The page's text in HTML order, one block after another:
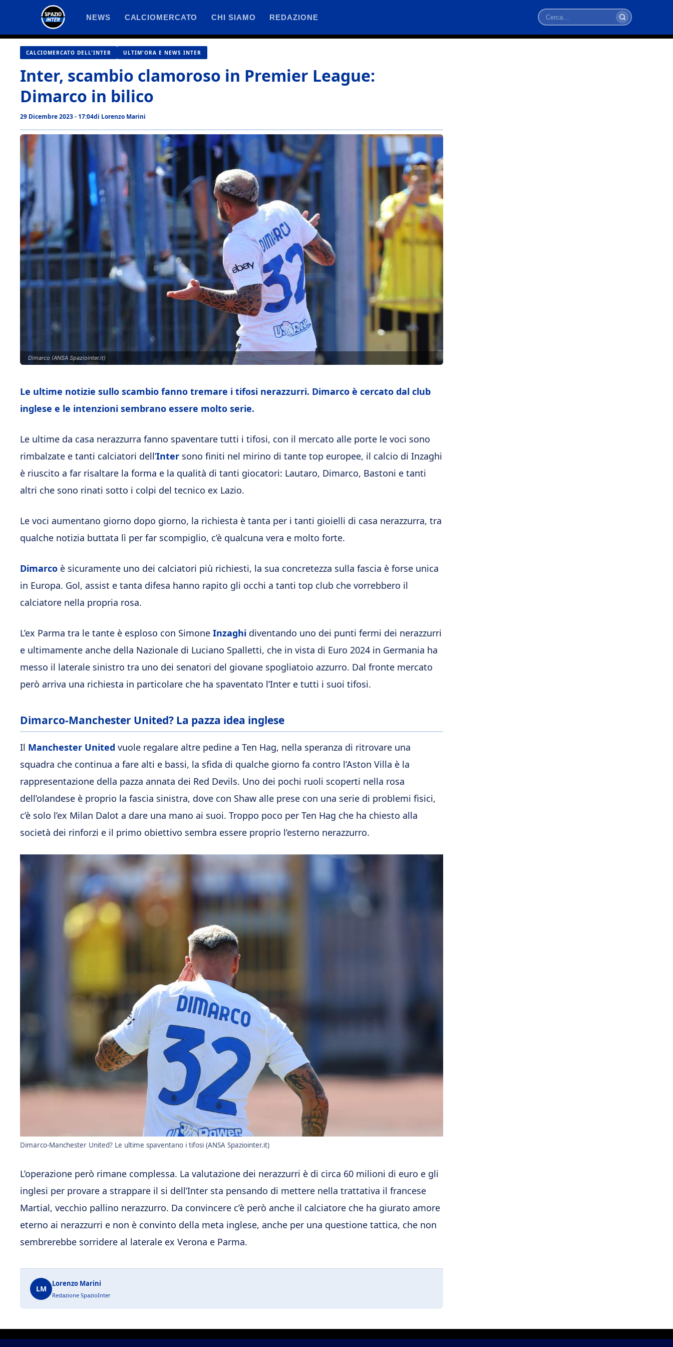
contenuto
NEWS CALCIOMERCATO CHI SIAMO REDAZIONE
Cerca
CALCIOMERCATO DELL'INTER ULTIM'ORA E NEWS INTER
Inter, scambio clamoroso in Premier League:
Dimarco in bilico
29 Dicembre 2023 - 17:04di Lorenzo Marini
Dimarco (ANSA Spaziointer.it)
Le ultime notizie sullo scambio fanno tremare i tifosi nerazzurri. Dimarco è cercato dal club
inglese e le intenzioni sembrano essere molto serie.
Le ultime da casa nerazzurra fanno spaventare tutti i tifosi, con il mercato alle porte le voci sono
rimbalzate e tanti calciatori dell’Inter sono finiti nel mirino di tante top europee, il calcio di Inzaghi
è riuscito a far risaltare la forma e la qualità di tanti giocatori: Lautaro, Dimarco, Bastoni e tanti
altri che sono rinati sotto i colpi del tecnico ex Lazio.
Le voci aumentano giorno dopo giorno, la richiesta è tanta per i tanti gioielli di casa nerazzurra, tra
qualche notizia buttata lì per far scompiglio, c’è qualcuna vera e molto forte.
Dimarco è sicuramente uno dei calciatori più richiesti, la sua concretezza sulla fascia è forse unica
in Europa. Gol, assist e tanta difesa hanno rapito gli occhi a tanti top club che vorrebbero il
calciatore nella propria rosa.
L’ex Parma tra le tante è esploso con Simone Inzaghi diventando uno dei punti fermi dei nerazzurri
e ultimamente anche della Nazionale di Luciano Spalletti, che in vista di Euro 2024 in Germania ha
messo il laterale sinistro tra uno dei senatori del giovane spogliatoio azzurro. Dal fronte mercato
però arriva una richiesta in particolare che ha spaventato l’Inter e tutti i suoi tifosi.
Dimarco-Manchester United? La pazza idea inglese
Il Manchester United vuole regalare altre pedine a Ten Hag, nella speranza di ritrovare una
squadra che continua a fare alti e bassi, la sfida di qualche giorno fa contro l’Aston Villa è la
rappresentazione della pazza annata dei Red Devils. Uno dei pochi ruoli scoperti nella rosa
dell’olandese è proprio la fascia sinistra, dove con Shaw alle prese con una serie di problemi fisici,
c’è solo l’ex Milan Dalot a dare una mano ai suoi. Troppo poco per Ten Hag che ha chiesto alla
società dei rinforzi e il primo obiettivo sembra essere proprio l’esterno nerazzurro.
Dimarco-Manchester United? Le ultime spaventano i tifosi (ANSA Spaziointer.it)
L’operazione però rimane complessa. La valutazione dei nerazzurri è di circa 60 milioni di euro e gli
inglesi per provare a strappare il si dell’Inter sta pensando di mettere nella trattativa il francese
Martial, vecchio pallino nerazzurro. Da convincere c’è però anche il calciatore che ha giurato amore
eterno ai nerazzurri e non è convinto della meta inglese, anche per una questione tattica, che non
sembrerebbe sorridere al laterale ex Verona e Parma.
LM
Lorenzo Marini
Redazione SpazioInter